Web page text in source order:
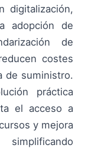
digitalización,
adopción de
de
costes
de suministro.
práctica
el acceso a
y mejora